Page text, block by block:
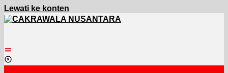
Lewati ke konten